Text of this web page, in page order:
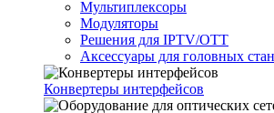
Мультиплексоры
Модуляторы
Решения для IPTV/OTT
Аксессуары для головных
Конвертеры интерфейсов